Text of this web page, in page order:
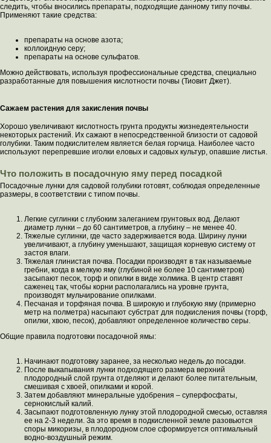
следить, чтобы вносились препараты, подходящие данному типу почвы.
Применяют такие средства:
препараты на основе азота;
коллоидную серу;
препараты на основе сульфатов.
Можно действовать, используя профессиональные средства, специально
разработанные для повышения кислотности почвы (Тиовит Джет).
Сажаем растения для закисления почвы
Хорошо увеличивают кислотность грунта продукты жизнедеятельности
некоторых растений. Их сажают в непосредственной близости от садовой
голубики. Таким подкислителем является белая горчица. Наиболее часто
используют перепревшие иголки еловых и садовых культур, опавшие листья.
Что положить в посадочную яму перед посадкой
Посадочные лунки для садовой голубики готовят, соблюдая определенные
размеры, в соответствии с типом почвы.
Легкие суглинки с глубоким залеганием грунтовых вод. Делают
диаметр лунки – до 60 сантиметров, а глубину – не менее 40.
Тяжелые суглинки, где часто задерживается вода. Ширину лунки
увеличивают, а глубину уменьшают, защищая корневую систему от
застоя влаги.
Тяжелая глинистая почва. Посадки производят в так называемые
гребни, когда в мелкую яму (глубиной не более 10 сантиметров)
засыпают песок, торф и опилки в виде холмика. В центр ставят
саженец так, чтобы корни располагались на уровне грунта,
производят мульчирование опилками.
Песчаная и торфяная почва. В широкую и глубокую яму (примерно
метр на полметра) насыпают субстрат для подкисления почвы (торф,
опилки, хвою, песок), добавляют определенное количество серы.
Общие правила подготовки посадочной ямы:
Начинают подготовку заранее, за несколько недель до посадки.
После выкапывания лунки подходящего размера верхний
плодородный слой грунта отделяют и делают более питательным,
смешивая с хвоей, опилками и корой.
Затем добавляют минеральные удобрения – суперфосфаты,
сернокислый калий.
Засыпают подготовленную лунку этой плодородной смесью, оставляя
ее на 2-3 недели. За это время в подкисленной земле разовьются
споры микоризы, в плодородном слое сформируется оптимальный
водно-воздушный режим.